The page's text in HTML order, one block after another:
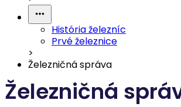
História železníc
Prvé železnice
>
Železničná správa
Železničná